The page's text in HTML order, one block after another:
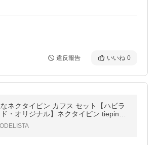
違反報告 いいね 0
ネクタイピン カフス セット【ハビラ
・オリジナル】ネクタイピン tiepin
手提げ紙袋 ケース付 結婚式